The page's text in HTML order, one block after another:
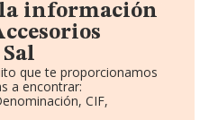
la información
que te proporcionamos
a encontrar:
CIF,